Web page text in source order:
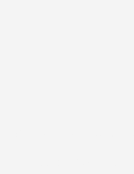
Onderzoek
Al meer dan 30 jaar